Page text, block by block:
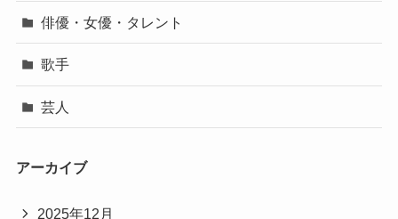
俳優・女優・タレント
歌手
芸人
アーカイブ
2025年12月